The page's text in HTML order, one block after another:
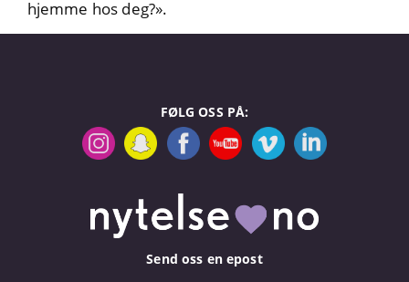
hjemme hos deg?».
FØLG OSS PÅ:
Send oss en epost